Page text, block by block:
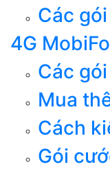
Các
4G
Các
Mua
Cách
Gói